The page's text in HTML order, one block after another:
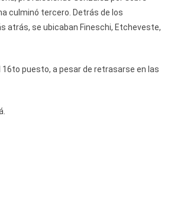
culminó tercero. Detrás de los
atrás, se ubicaban Fineschi, Etcheveste,
16to puesto, a pesar de retrasarse en las